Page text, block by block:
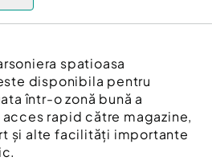
spatioasa
disponibila pentru
într-o zonă bună a
acces rapid către magazine,
și alte facilități importante